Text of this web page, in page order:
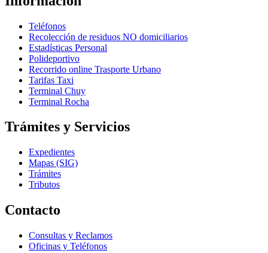
Teléfonos
Recolección de residuos NO domiciliarios
Estadísticas Personal
Polideportivo
Recorrido online Trasporte Urbano
Tarifas Taxi
Terminal Chuy
Terminal Rocha
Trámites y Servicios
Expedientes
Mapas (SIG)
Trámites
Tributos
Contacto
Consultas y Reclamos
Oficinas y Teléfonos